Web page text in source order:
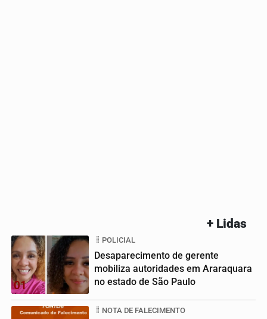
+ Lidas
01
POLICIAL
Desaparecimento de gerente
mobiliza autoridades em Araraquara
no estado de São Paulo
NOTA DE FALECIMENTO